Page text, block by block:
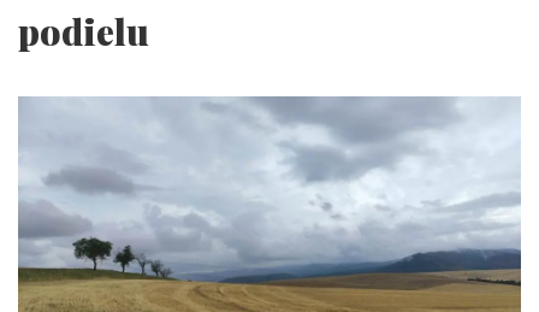
podielu